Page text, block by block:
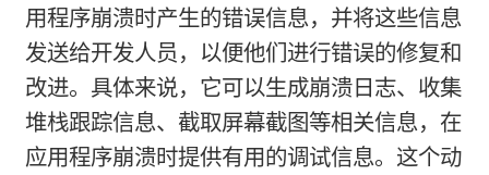
用程序崩溃时产生的错误信息，并将这些信息
发送给开发人员，以便他们进行错误的修复和
改进。具体来说，它可以生成崩溃日志、收集
堆栈跟踪信息、截取屏幕截图等相关信息，在
应用程序崩溃时提供有用的调试信息。这个动